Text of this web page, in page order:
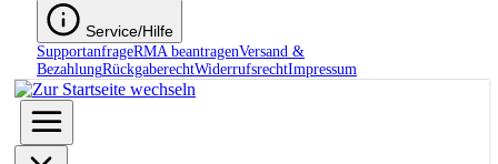
Service/Hilfe
SupportanfrageRMA beantragenVersand &
BezahlungRückgaberechtWiderrufsrechtImpressum